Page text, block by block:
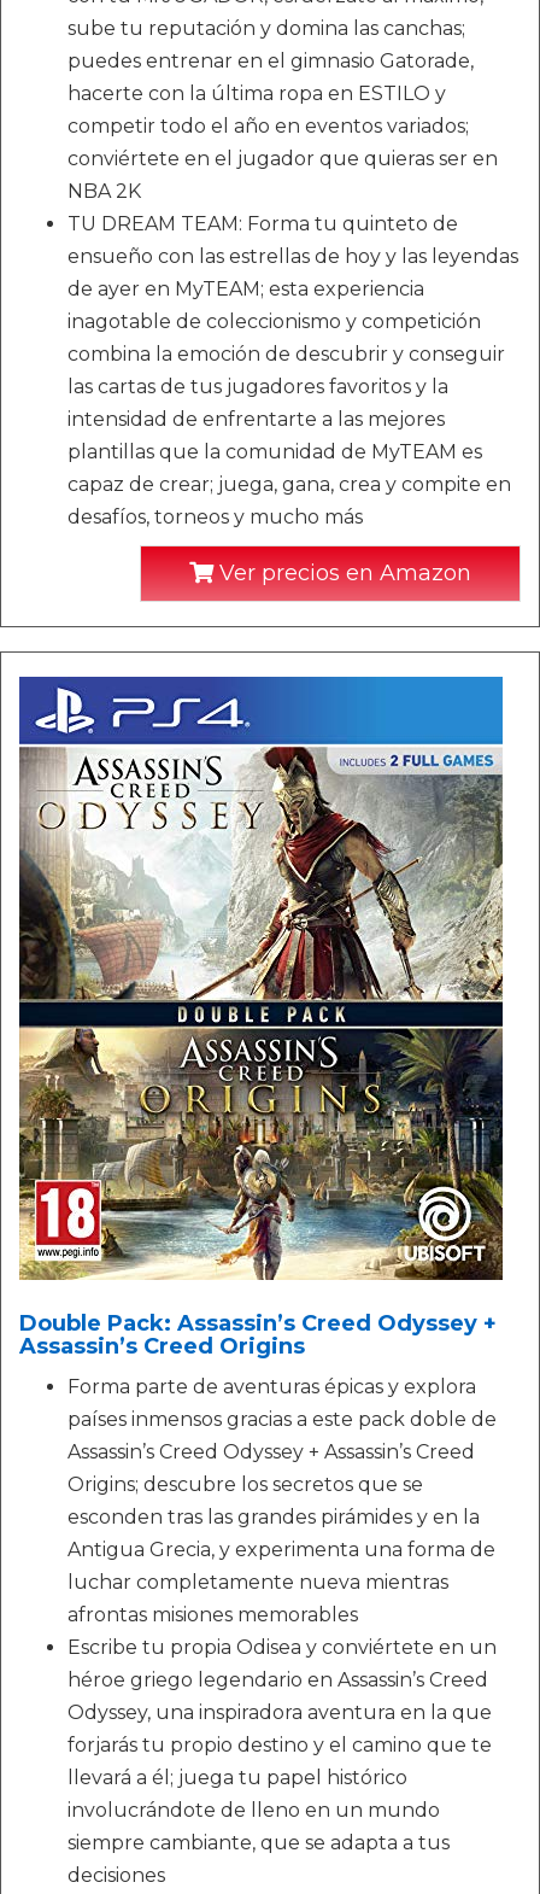
sube tu reputación y domina las canchas;
puedes entrenar en el gimnasio Gatorade,
hacerte con la última ropa en ESTILO y
competir todo el año en eventos variados;
conviértete en el jugador que quieras ser en
NBA 2K
TU DREAM TEAM: Forma tu quinteto de
ensueño con las estrellas de hoy y las leyendas
de ayer en MyTEAM; esta experiencia
inagotable de coleccionismo y competición
combina la emoción de descubrir y conseguir
las cartas de tus jugadores favoritos y la
intensidad de enfrentarte a las mejores
plantillas que la comunidad de MyTEAM es
capaz de crear; juega, gana, crea y compite en
desafíos, torneos y mucho más
Ver precios en Amazon
Double Pack: Assassin’s Creed Odyssey +
Assassin’s Creed Origins
Forma parte de aventuras épicas y explora
países inmensos gracias a este pack doble de
Assassin’s Creed Odyssey + Assassin’s Creed
Origins; descubre los secretos que se
esconden tras las grandes pirámides y en la
Antigua Grecia, y experimenta una forma de
luchar completamente nueva mientras
afrontas misiones memorables
Escribe tu propia Odisea y conviértete en un
héroe griego legendario en Assassin’s Creed
Odyssey, una inspiradora aventura en la que
forjarás tu propio destino y el camino que te
llevará a él; juega tu papel histórico
involucrándote de lleno en un mundo
siempre cambiante, que se adapta a tus
decisiones